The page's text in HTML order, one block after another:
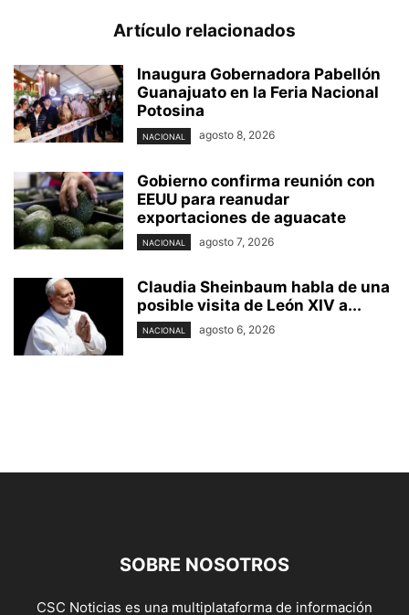
Artículo relacionados
Inaugura Gobernadora Pabellón
Guanajuato en la Feria Nacional
Potosina
NACIONAL agosto 8, 2026
Gobierno confirma reunión con
EEUU para reanudar
exportaciones de aguacate
NACIONAL agosto 7, 2026
Claudia Sheinbaum habla de una
posible visita de León XIV a...
NACIONAL agosto 6, 2026
SOBRE NOSOTROS
CSC Noticias es una multiplataforma de información